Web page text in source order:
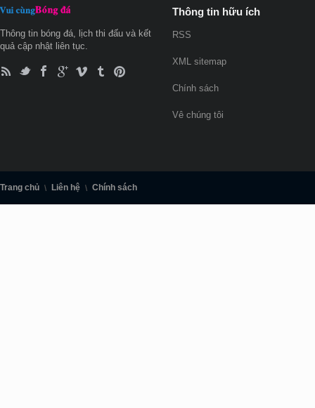
Thông tin bóng đá, lịch thi đấu và kết
quả cập nhật liên tục.
Thông tin hữu ích
RSS
XML sitemap
Chính sách
Vê chúng tôi
Trang chủ Liên hệ Chính sách